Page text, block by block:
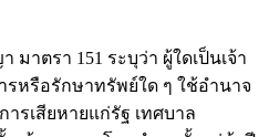
าตรา 151 ระบุว่า ผู้ใดเป็นเจ้า
หรือรักษาทรัพย์ใด ๆ ใช้อำนาจ
รเสียหายแก่รัฐ เทศบาล